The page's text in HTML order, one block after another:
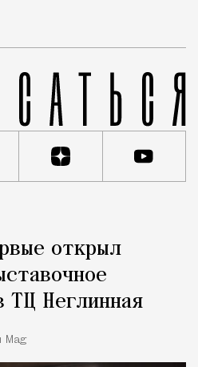
открыл
ТЦ Неглинная
Mag